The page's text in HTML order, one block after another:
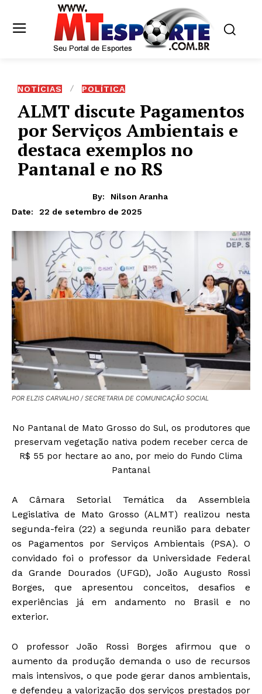
NOTÍCIAS POLÍTICA
ALMT discute Pagamentos
por Serviços Ambientais e
destaca exemplos no
Pantanal e no RS
By:
Nilson Aranha
Date:
22 de setembro de 2025
POR ELZIS CARVALHO / SECRETARIA DE COMUNICAÇÃO SOCIAL
No Pantanal de Mato Grosso do Sul, os produtores que
preservam vegetação nativa podem receber cerca de
R$ 55 por hectare ao ano, por meio do Fundo Clima
Pantanal
A Câmara Setorial Temática da Assembleia
Legislativa de Mato Grosso (ALMT) realizou nesta
segunda-feira (22) a segunda reunião para debater
os Pagamentos por Serviços Ambientais (PSA). O
convidado foi o professor da Universidade Federal
da Grande Dourados (UFGD), João Augusto Rossi
Borges, que apresentou conceitos, desafios e
experiências já em andamento no Brasil e no
exterior.
O professor João Rossi Borges afirmou que o
aumento da produção demanda o uso de recursos
mais intensivos, o que pode gerar danos ambientais,
e defendeu a valorização dos serviços prestados por